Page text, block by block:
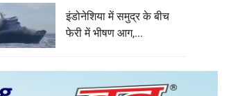
इंडोनेशिया में समुद्र के बीच
फेरी में भीषण आग,...